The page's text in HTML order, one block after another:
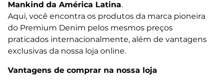
Mankind da América Latina.
Aqui, você encontra os produtos da marca pioneira
do Premium Denim pelos mesmos preços
praticados internacionalmente, além de vantagens
exclusivas da nossa loja online.
Vantagens de comprar na nossa loja